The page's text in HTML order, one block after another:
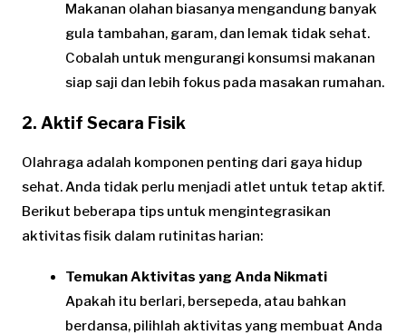
Makanan olahan biasanya mengandung banyak
gula tambahan, garam, dan lemak tidak sehat.
Cobalah untuk mengurangi konsumsi makanan
siap saji dan lebih fokus pada masakan rumahan.
2. Aktif Secara Fisik
Olahraga adalah komponen penting dari gaya hidup
sehat. Anda tidak perlu menjadi atlet untuk tetap aktif.
Berikut beberapa tips untuk mengintegrasikan
aktivitas fisik dalam rutinitas harian:
Temukan Aktivitas yang Anda Nikmati
Apakah itu berlari, bersepeda, atau bahkan
berdansa, pilihlah aktivitas yang membuat Anda